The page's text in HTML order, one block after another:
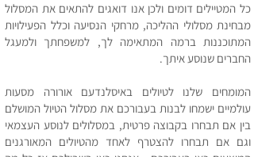
כל המטיילים דומים ולכן אנו דואגים להתאים את המסלול
מבחינת מסלולי ההליכה, מרחקי הנסיעה וכלל הפעילויות
המתוכננות ברמה המתאימה לך, למשפחתך ולמעגל
החברים שנוסע איתך.
המומחים שלנו לטיולים באיסלנדעם אורורה מסעות
עולמיים ישמחו לבנות בעבורכם את מסלול הטיול המושלם
בין אם תבחרו בקבוצה פרטית, במסלולים לנוסע העצמאי
וגם אם תבחרו להצטרף לאחד מהטיולים המאורגנים